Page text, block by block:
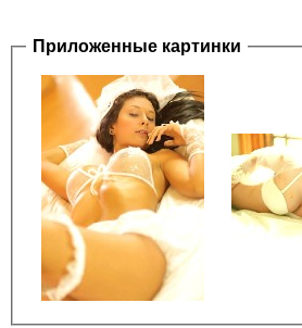
Приложенные картинки